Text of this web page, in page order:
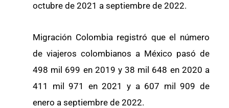
octubre de 2021 a septiembre de 2022.
Migración Colombia registró que el número
de viajeros colombianos a México pasó de
498 mil 699 en 2019 y 38 mil 648 en 2020 a
411 mil 971 en 2021 y a 607 mil 909 de
enero a septiembre de 2022.